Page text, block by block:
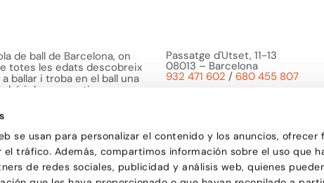
se usan para personalizar el contenido y los anuncios, ofrecer
el tráfico. Además, compartimos información sobre el uso que
de redes sociales, publicidad y análisis web, quienes
de ball de Barcelona, on
totes les edats descobreix
ballar i troba en el ball una
bé i de compartir
Passatge d'Utset, 11-13
08013 – Barcelona
932 471 602 / 680 455 807